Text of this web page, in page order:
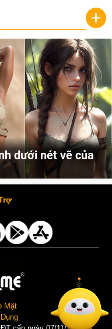
+
dưới nét vẽ của
Cùng đến với những hình ảnh Lala Croft của Tomb Raider dưới nét vẽ của AI. Một cô nàng xinh đẹp, nóng bỏng nhưng cũng rắn rỏi và mạnh mẽ.
Mật